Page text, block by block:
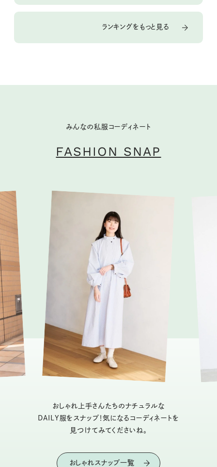
ランキングをもっと見る
みんなの私服コーディネート
FASHION SNAP
おしゃれ上手さんたちのナチュラルな
DAILY服をスナップ！気になるコーディネートを
見つけてみてくださいね。
おしゃれスナップ一覧